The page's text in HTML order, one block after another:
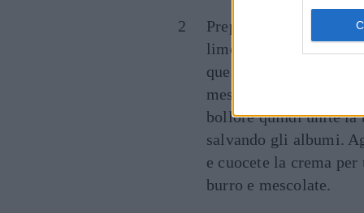
Preparate la crema al
limoni, filtrato con un
quest’ultimo non si è
mescolate e versate in
bollore quindi unite la
salvando gli albumi.
e cuocete la crema
burro e mescolate.